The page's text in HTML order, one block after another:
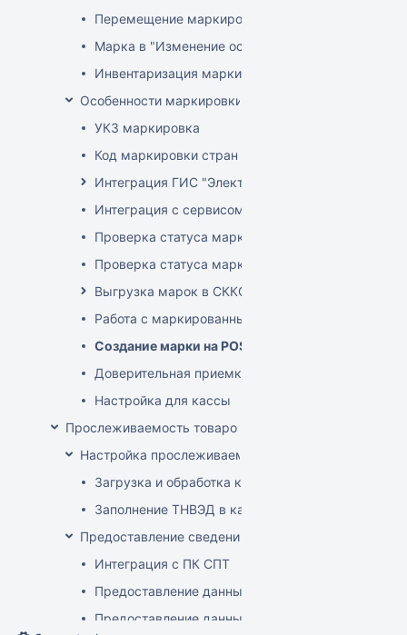
Перемещение маркированного товара
Марка в "Изменение остатков"
Инвентаризация маркированного товара
Особенности маркировки РБ
УКЗ маркировка
Код маркировки стран ЕАЭС
Интеграция ГИС "Электронный Знак"
Интеграция с сервисом "Цифровой помощник
Проверка статуса марки на ТСД
Проверка статуса марки на приходе
Выгрузка марок в СККО при реализации без
Работа с маркированным товаром на POS
Создание марки на POS
Доверительная приемка маркированного
Настройка для кассы
Прослеживаемость товаров
Настройка прослеживаемости
Загрузка и обработка кодов ТН ВЭД
Заполнение ТНВЭД в карточке товара
Предоставление сведений о прослеживаемых
Интеграция с ПК СПТ
Предоставление данных по остаткам
Предоставление данных о ввозе